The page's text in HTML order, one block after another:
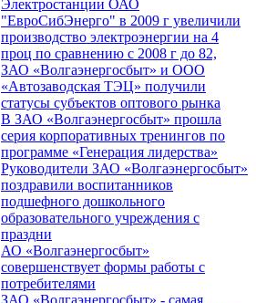
Электростанции ОАО
"ЕвроСибЭнерго" в 2009 г увеличили
производство электроэнергии на 4
проц по сравнению с 2008 г до 82,
ЗАО «Волгаэнергосбыт» и ООО
«Автозаводская ТЭЦ» получили
статусы субъектов оптового рынка
В ЗАО «Волгаэнергосбыт» прошла
серия корпоративных тренингов по
программе «Генерация лидерства»
Руководители ЗАО «Волгаэнергосбыт»
поздравили воспитанников
подшефного дошкольного
образовательного учреждения с
праздни
АО «Волгаэнергосбыт»
совершенствует формы работы с
потребителями